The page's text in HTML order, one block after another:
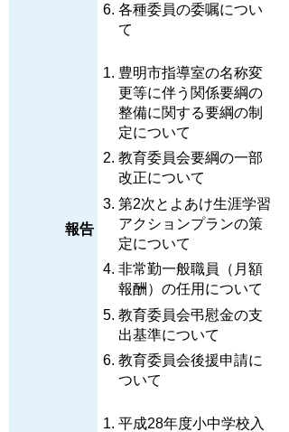
各種委員の委嘱につい
て
報告
豊明市指導室の名称変
更等に伴う関係要綱の
整備に関する要綱の制
定について
教育委員会要綱の一部
改正について
第2次とよあけ生涯学習
アクションプランの策
定について
非常勤一般職員（月額
報酬）の任用について
教育委員会弔慰金の支
出基準について
教育委員会後援申請に
ついて
平成28年度小中学校入